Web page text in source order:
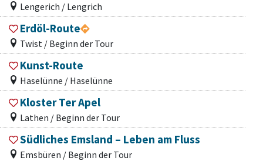
Lengerich / Lengrich
Erdöl-Route
Twist / Beginn der Tour
Kunst-Route
Haselünne / Haselünne
Kloster Ter Apel
Lathen / Beginn der Tour
Südliches Emsland – Leben am Fluss
Emsbüren / Beginn der Tour